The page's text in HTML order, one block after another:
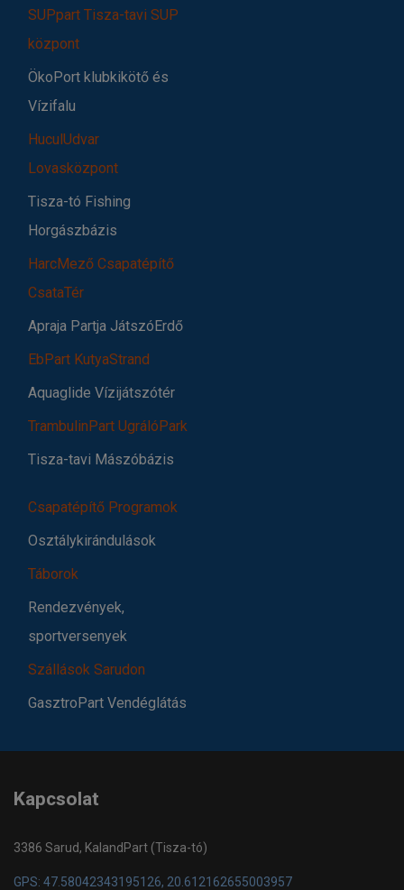
SUPpart Tisza-tavi SUP
központ
ÖkoPort klubkikötő és
Vízifalu
HuculUdvar
Lovasközpont
Tisza-tó Fishing
Horgászbázis
HarcMező Csapatépítő
CsataTér
Apraja Partja JátszóErdő
EbPart KutyaStrand
Aquaglide Vízijátszótér
TrambulinPart UgrálóPark
Tisza-tavi Mászóbázis
Csapatépítő Programok
Osztálykirándulások
Táborok
Rendezvények,
sportversenyek
Szállások Sarudon
GasztroPart Vendéglátás
Kapcsolat
3386 Sarud, KalandPart (Tisza-tó)
GPS: 47.58042343195126, 20.612162655003957